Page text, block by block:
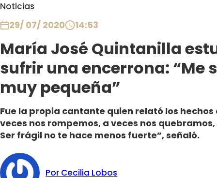
Noticias
29/ 07/ 2020 14:53
María José Quintanilla
sufrir una encerrona: “Me
muy pequeña”
Fue la propia cantante quien relató los
veces nos rompemos, a veces nos
Ser frágil no te hace menos fuerte”, señaló.
Por Cecilia Lobos